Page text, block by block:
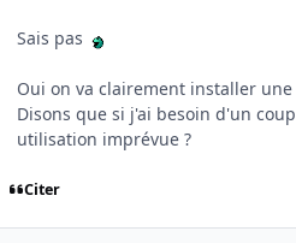
Sais pas
Oui on va clairement installer
Disons que si j'ai besoin d'un
utilisation imprévue ?
Citer